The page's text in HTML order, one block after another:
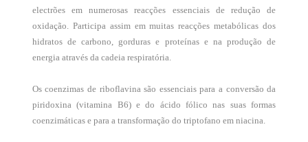
electrões em numerosas reacções essenciais de redução de
oxidação. Participa assim em muitas reacções metabólicas dos
hidratos de carbono, gorduras e proteínas e na produção de
energia através da cadeia respiratória.
Os coenzimas de riboflavina são essenciais para a conversão da
piridoxina (vitamina B6) e do ácido fólico nas suas formas
coenzimáticas e para a transformação do triptofano em niacina.